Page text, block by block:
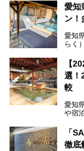
愛知
ン！
愛知
らく
この
地元
ない
老朽
って
以前
容の
ま
今回
【
選！
較
愛知
や宿
その
い」
「
徹底